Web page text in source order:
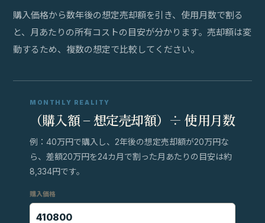
購入価格から数年後の想定売却額を引き、使用月数で割る
と、月あたりの所有コストの目安が分かります。売却額は変
動するため、複数の想定で比較してください。
MONTHLY REALITY
（購入額 − 想定売却額）÷ 使用月数
例：40万円で購入し、2年後の想定売却額が20万円な
ら、差額20万円を24カ月で割った月あたりの目安は約
8,334円です。
購入価格